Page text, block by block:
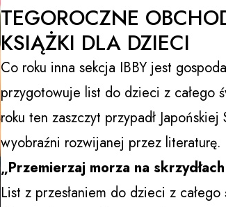
TEGOROCZNE
KSIĄŻKI DLA DZIECI
Co roku inna sekcja IBBY jest
przygotowuje list do dzieci z całego
roku ten zaszczyt przypadł
wyobraźni rozwijanej przez literaturę.
„Przemierzaj morza na
List z przesłaniem do dzieci z